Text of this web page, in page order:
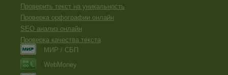
Проверить текст на уникальность
Проверка орфографии онлайн
SEO анализ онлайн
Проверка качества текста
МИР / СБП
WebMoney